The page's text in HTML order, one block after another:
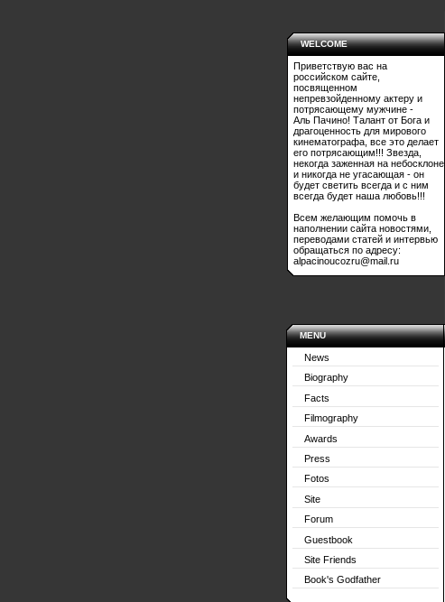
WELCOME
Приветствую вас на
российском сайте,
посвященном
непревзойденному актеру и
потрясающему мужчине -
Аль Пачино! Талант от Бога и
драгоценность для мирового
кинематографа, все это делает
его потрясающим!!! Звезда,
некогда заженная на небосклоне
и никогда не угасающая - он
будет светить всегда и с ним
всегда будет наша любовь!!!
Всем желающим помочь в
наполнении сайта новостями,
переводами статей и интервью
обращаться по адресу:
alpacinoucozru@mail.ru
MENU
News
Biography
Facts
Filmography
Awards
Press
Fotos
Site
Forum
Guestbook
Site Friends
Book's Godfather